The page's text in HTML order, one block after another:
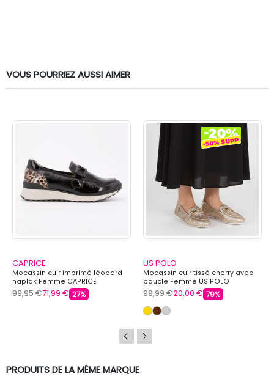
VOUS POURRIEZ AUSSI AIMER
CAPRICE
Mocassin cuir imprimé léopard
naplak Femme CAPRICE
99,95 €71,99 € 27%
US POLO
Mocassin cuir tissé cherry avec
boucle Femme US POLO
99,99 €20,00 € 79%
PRODUITS DE LA MÊME MARQUE